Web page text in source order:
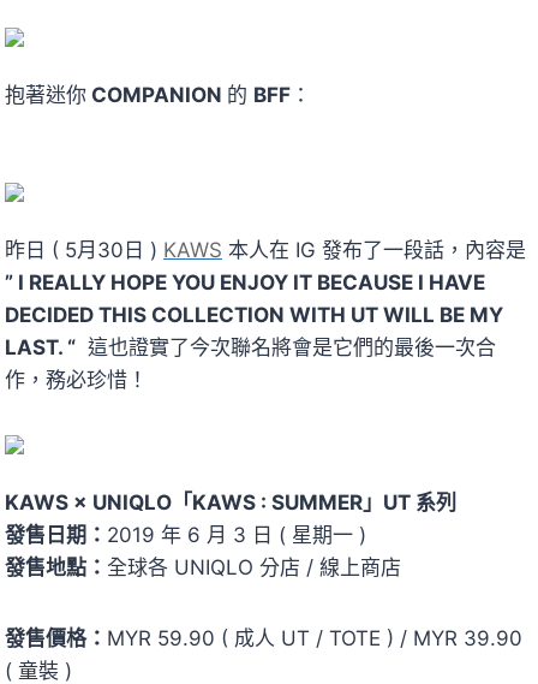
抱著迷你 COMPANION 的 BFF ：
昨日 ( 5月30日 ) KAWS 本人在 IG 發布了一段話，內容是
” I REALLY HOPE YOU ENJOY IT BECAUSE I HAVE
DECIDED THIS COLLECTION WITH UT WILL BE MY
LAST. “ 這也證實了今次聯名將會是它們的最後一次合
作，務必珍惜！
KAWS × UNIQLO「KAWS : SUMMER」UT 系列
發售日期： 2019 年 6 月 3 日 ( 星期一 )
發售地點： 全球各 UNIQLO 分店 / 線上商店
發售價格： MYR 59.90 ( 成人 UT / TOTE ) / MYR 39.90
( 童裝 )